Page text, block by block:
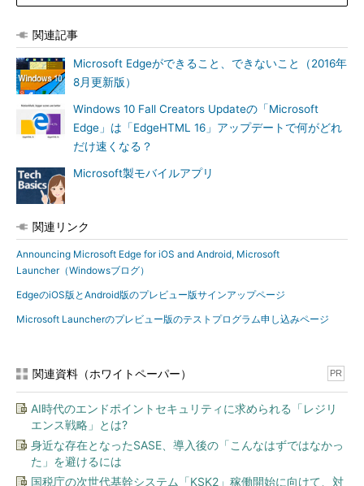
関連記事
Microsoft Edgeができること、できないこと（2016年
8月更新版）
Windows 10 Fall Creators Updateの「Microsoft
Edge」は「EdgeHTML 16」アップデートで何がどれ
だけ速くなる？
Microsoft製モバイルアプリ
関連リンク
Announcing Microsoft Edge for iOS and Android, Microsoft
Launcher（Windowsブログ）
EdgeのiOS版とAndroid版のプレビュー版サインアップページ
Microsoft Launcherのプレビュー版のテストプログラム申し込みページ
関連資料（ホワイトペーパー） PR
AI時代のエンドポイントセキュリティに求められる「レジリ
エンス戦略」とは?
身近な存在となったSASE、導入後の「こんなはずではなかっ
た」を避けるには
国税庁の次世代基幹システム「KSK2」稼働開始に向けて、対